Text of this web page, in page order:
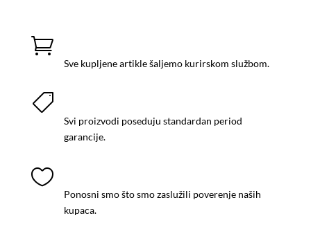

Sve kupljene artikle šaljemo kurirskom službom.

Svi proizvodi poseduju standardan period
garancije.

Ponosni smo što smo zaslužili poverenje naših
kupaca.